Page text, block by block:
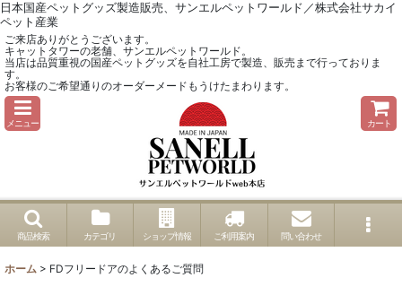
日本国産ペットグッズ製造販売、サンエルペットワールド／株式会社サカイ
ペット産業
ご来店ありがとうございます。
キャットタワーの老舗、サンエルペットワールド。
当店は品質重視の国産ペットグッズを自社工房で製造、販売まで行っておりま
す。
お客様のご希望通りのオーダーメードもうけたまわります。
メニュー カート
商品検索 カテゴリ ショップ情報 ご利用案内 問い合わせ
ホーム > FDフリードアのよくあるご質問